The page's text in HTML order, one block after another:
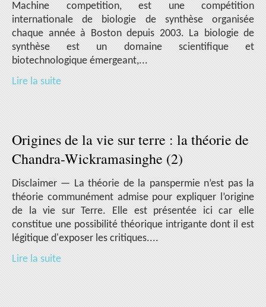
Machine competition, est une compétition
internationale de biologie de synthèse organisée
chaque année à Boston depuis 2003. La biologie de
synthèse est un domaine scientifique et
biotechnologique émergeant,...
Lire la suite
Origines de la vie sur terre : la théorie de
Chandra-Wickramasinghe (2)
Disclaimer — La théorie de la panspermie n’est pas la
théorie communément admise pour expliquer l’origine
de la vie sur Terre. Elle est présentée ici car elle
constitue une possibilité théorique intrigante dont il est
légitique d'exposer les critiques....
Lire la suite